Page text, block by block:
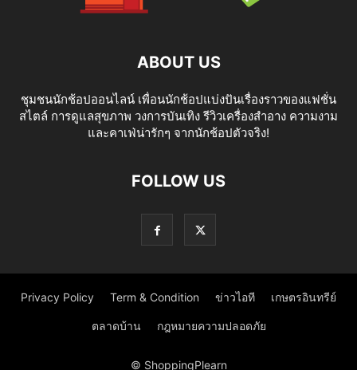
ABOUT US
ชุมชนนักช้อปออนไลน์ เพื่อนนักช้อปแบ่งปันเรื่องราวของแฟชั่น
สไตล์ การดูแลสุขภาพ วงการบันเทิง รีวิวเครื่องสำอาง ความงาม
และคาเฟ่น่ารักๆ จากนักช้อปตัวจริง!
FOLLOW US
Privacy Policy Term & Condition ข่าวไอที เกษตรอินทรีย์
ตลาดบ้าน กฎหมายความปลอดภัย
© ShoppingPlearn